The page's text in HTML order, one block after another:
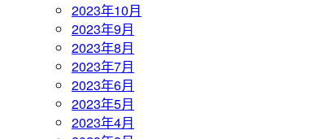
2023年10月
2023年9月
2023年8月
2023年7月
2023年6月
2023年5月
2023年4月